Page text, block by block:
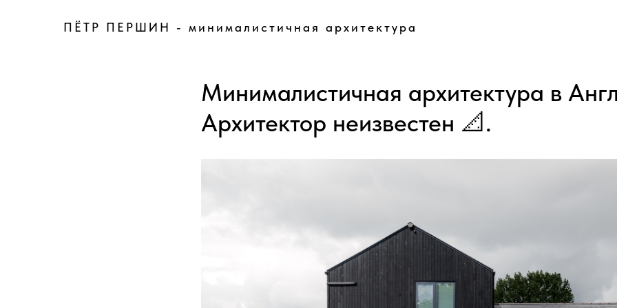
ПЁТР ПЕРШИН - минималистичная архитектура
Минималистичная архитектура в
Архитектор неизвестен 📐.